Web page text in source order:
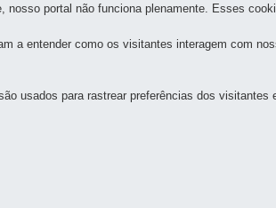
MAPA DO SITE
PÚBLICA DO PARANÁ - BPP
- Centro
3225-6883
nosso portal não funciona plenamente. Esses
a entender como os visitantes interagem com
usados para rastrear preferências dos